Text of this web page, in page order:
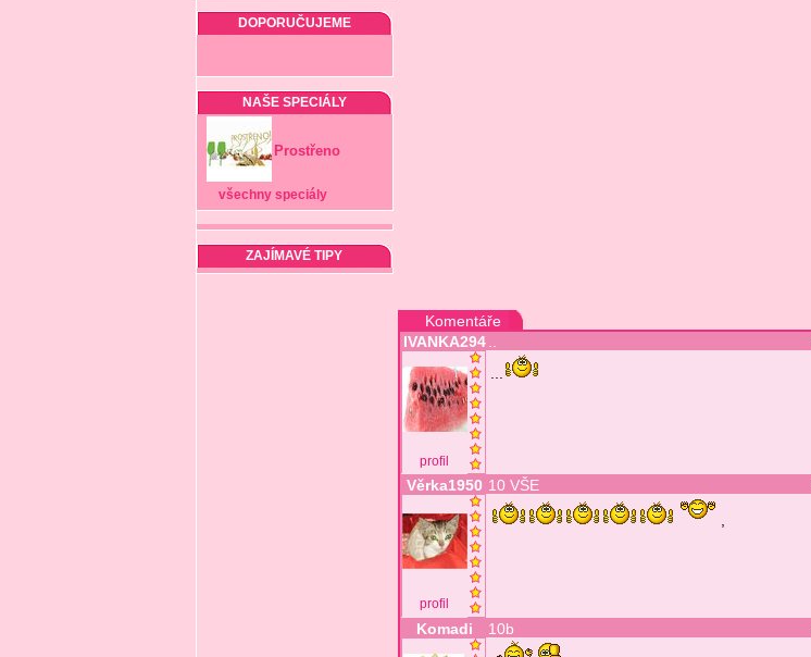
DOPORUČUJEME
NAŠE SPECIÁLY
Prostřeno
všechny speciály
ZAJÍMAVÉ TIPY
Komentáře
IVANKA294
profil
Věrka1950 10 VŠE
profil
Komadi 10b